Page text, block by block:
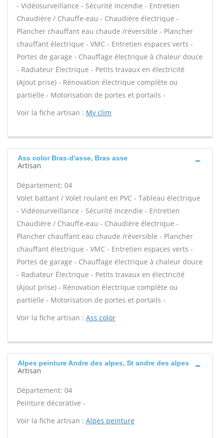
- Vidéosurveillance - Sécurité incendie - Entretien
Chaudière / Chauffe-eau - Chaudière électrique -
Plancher chauffant eau chaude /réversible - Plancher
chauffant électrique - VMC - Entretien espaces verts -
Portes de garage - Chauffage électrique à chaleur douce
- Radiateur Électrique - Petits travaux en électricité
(Ajout prise) - Rénovation électrique complète ou
partielle - Motorisation de portes et portails -
Voir la fiche artisan : Mv clim
Ass color Bras-d'asse, Bras asse
Artisan
Département: 04
Volet battant / Volet roulant en PVC - Tableau électrique
- Vidéosurveillance - Sécurité incendie - Entretien
Chaudière / Chauffe-eau - Chaudière électrique -
Plancher chauffant eau chaude /réversible - Plancher
chauffant électrique - VMC - Entretien espaces verts -
Portes de garage - Chauffage électrique à chaleur douce
- Radiateur Électrique - Petits travaux en électricité
(Ajout prise) - Rénovation électrique complète ou
partielle - Motorisation de portes et portails -
Voir la fiche artisan : Ass color
Alpes peinture Andre des alpes, St andre des alpes
Artisan
Département: 04
Peinture décorative -
Voir la fiche artisan : Alpes peinture